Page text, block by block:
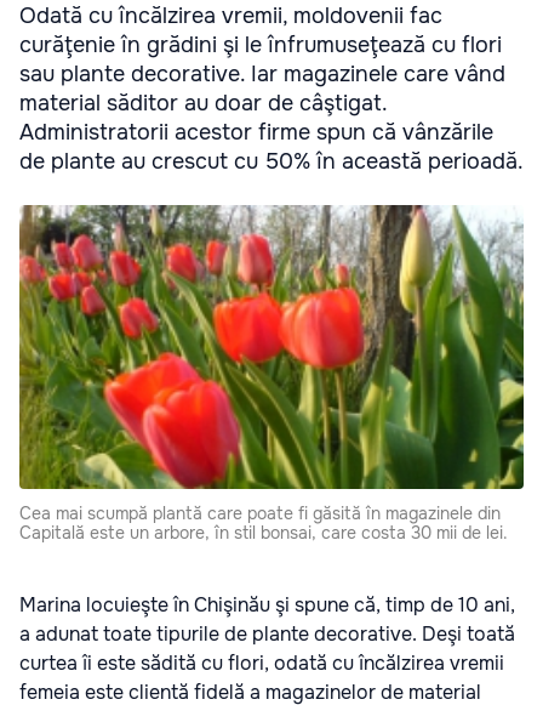
Odată cu încălzirea vremii, moldovenii fac
curăţenie în grădini şi le înfrumuseţează cu flori
sau plante decorative. Iar magazinele care vând
material săditor au doar de câştigat.
Administratorii acestor firme spun că vânzările
de plante au crescut cu 50% în această perioadă.
Cea mai scumpă plantă care poate fi găsită în magazinele din
Capitală este un arbore, în stil bonsai, care costa 30 mii de lei.
Marina locuieşte în Chişinău şi spune că, timp de 10 ani,
a adunat toate tipurile de plante decorative. Deşi toată
curtea îi este sădită cu flori, odată cu încălzirea vremii
femeia esteclientă fidelă a magazinelor de material